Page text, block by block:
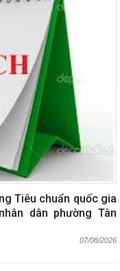
Tiêu chuẩn quốc gia
dân phường Tân
07/08/2026